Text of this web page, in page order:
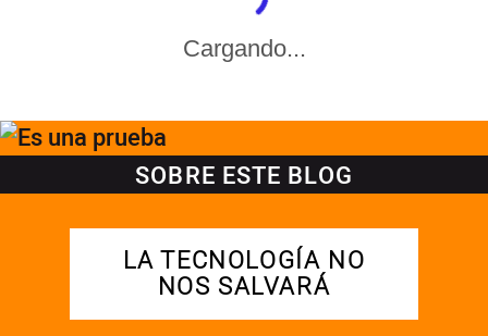
Cargando...
SOBRE ESTE BLOG
LA TECNOLOGÍA NO
NOS SALVARÁ